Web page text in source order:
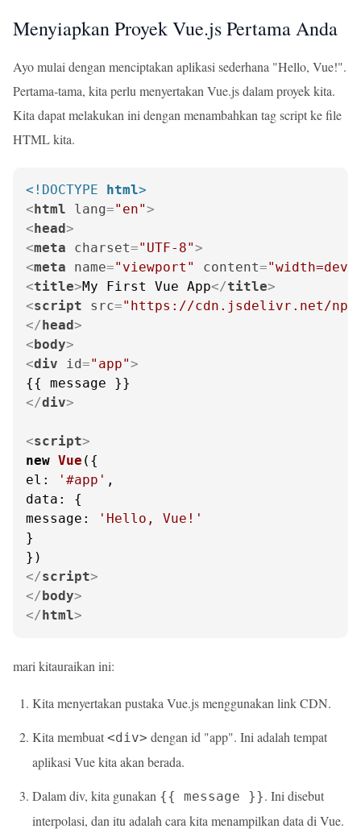
Menyiapkan Proyek Vue.js Pertama Anda
Ayo mulai dengan menciptakan aplikasi sederhana "Hello, Vue!".
Pertama-tama, kita perlu menyertakan Vue.js dalam proyek kita.
Kita dapat melakukan ini dengan menambahkan tag script ke file
HTML kita.
<!DOCTYPE html>
<html lang="en">
<head>
<meta charset="UTF-8">
<meta name="viewport" content=
<title>My First Vue App</title>
<script src="https://cdn.jsdelivr.net/
</head>
<body>
<div id="app">
</div>
<script>
new Vue
el : '#app'
data
message :
'Hello, Vue!'
}
</script>
</body>
</html>
mari kitauraikan ini:
Kita menyertakan pustaka Vue.js menggunakan link CDN.
Kita membuat <div> dengan id "app". Ini adalah tempat
aplikasi Vue kita akan berada.
Dalam div, kita gunakan {{ message }}. Ini disebut
interpolasi, dan itu adalah cara kita menampilkan data di Vue.